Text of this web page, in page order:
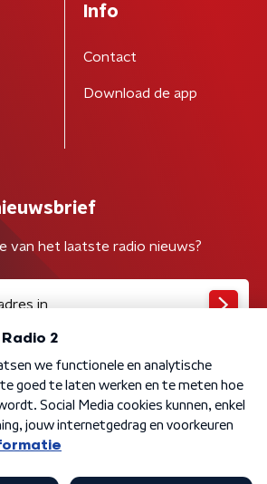
Info
Contact
Download de app
van het laatste radio nieuws?